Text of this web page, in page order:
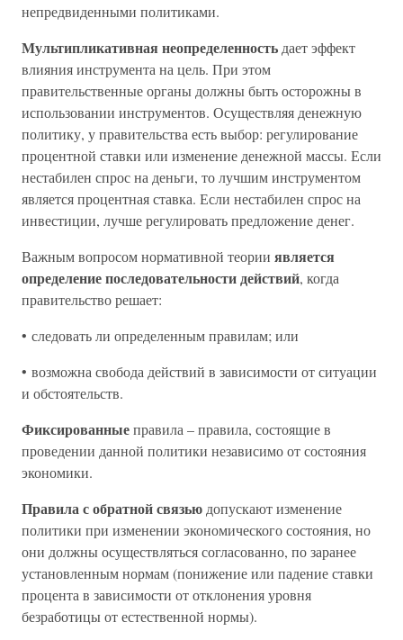
непредвиденными политиками.
Мультипликативная неопределенность дает эффект
влияния инструмента на цель. При этом
правительственные органы должны быть осторожны в
использовании инструментов. Осуществляя денежную
политику, у правительства есть выбор: регулирование
процентной ставки или изменение денежной массы. Если
нестабилен спрос на деньги, то лучшим инструментом
является процентная ставка. Если нестабилен спрос на
инвестиции, лучше регулировать предложение денег.
Важным вопросом нормативной теории является
определение последовательности действий, когда
правительство решает:
• следовать ли определенным правилам; или
• возможна свобода действий в зависимости от ситуации
и обстоятельств.
Фиксированныеправила – правила, состоящие в
проведении данной политики независимо от состояния
экономики.
Правила с обратной связью допускают изменение
политики при изменении экономического состояния, но
они должны осуществляться согласованно, по заранее
установленным нормам (понижение или падение ставки
процента в зависимости от отклонения уровня
безработицы от естественной нормы).